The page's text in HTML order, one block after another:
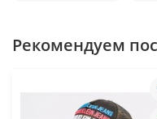
Рекомендуем